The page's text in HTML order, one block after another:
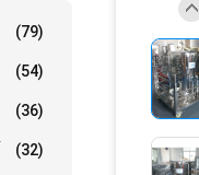
(79)
(54)
(36)
(32)